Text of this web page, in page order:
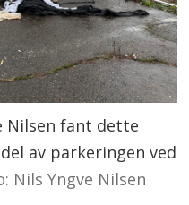
Nilsen fant dette
av parkeringen ved
Nils Yngve Nilsen